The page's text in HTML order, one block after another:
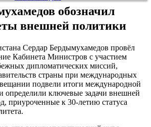
обозначил
внешней политики
Сердар Бердымухамедов провёл
Кабинета Министров с участием
дипломатических миссий,
страны при международных
подвели итоги международной
и определили ключевые задачи внешней
приуроченные к 30-летию статуса